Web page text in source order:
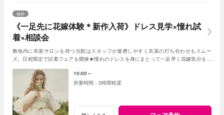
《一足先に花嫁体験＊新作入荷》ドレス見学×憧れ試
着×相談会
無料
敷地内に衣装サロンを持つ当館はスタッフが連携しやすく衣装の打ち合わせもスムー
ズ。日程限定で試着フェアを開催★憧れのドレスを身にまとって一足早く花嫁気分を体
10:00～
3時間程度